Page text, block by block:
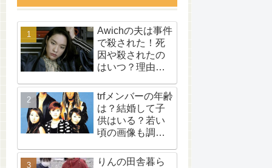
Awichの夫は事件
で殺された！死
因や殺されたの
はいつ？理由
フ】
trfメンバーの年齢
は？結婚して子
供はいる？若い
頃の画像も調
りんの田舎暮ら